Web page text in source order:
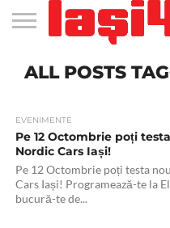
STIRI
APARTAMENTE
NOI IASI
STIRI
IASI
JOBS
IN
FILME
LA
CLUBURI /
DISCOTECI
BARURI /
CAFENELE
SALI DE
FORTA
SALOANE DE
INFRUMUSETARE
AGENTII
DE
RESTAURANTE
IN IASI
PIZZA
IN
PISCINA
IN IASI
FLORARII
RADIO
LIVE
SPALATORII
AUTO
TRACTARI
AUTO
TAXI
IN
CINEMA
TEATRU
HOTELURI
/
TEREN
SPORTIV
TEREN
TENIS
FARMACII
NON
COFFEE-
TO-GO
FIRME DE
PUBLICITATE
RENT
A
ALL POSTS
EVENIMENTE
Pe 12 Octombrie poți
Nordic Cars Iași!
Pe 12 Octombrie poți testa
Cars Iași! Programează-te la
bucură-te de...